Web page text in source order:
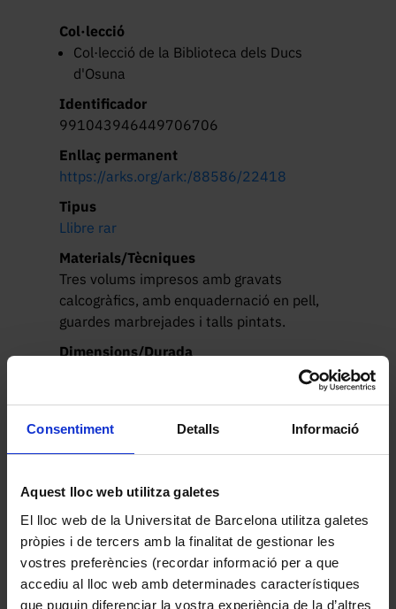
Consentiment Detalls Informació
Aquest lloc web utilitza galetes
El lloc web de la Universitat de Barcelona utilitza galetes
pròpies i de tercers amb la finalitat de gestionar les
vostres preferències (recordar informació per a que
accediu al lloc web amb determinades característiques
que puguin diferenciar la vostra experiència de la d’altres
Col·lecció
Col·lecció de la Biblioteca dels Ducs
d'Osuna
Identificador
991043946449706706
Enllaç permanent
https://arks.org/ark:/88586/22418
Tipus
Llibre rar
Materials/Tècniques
Tres volums impresos amb gravats
calcogràfics, amb enquadernació en pell,
guardes marbrejades i talls pintats.
Dimensions/Durada
3 volums ([16], 524, [44] ; [14], 525-870,
[32] ; [12], 472, [32] pàgines i 28 fulls de
BiPaDi, vol. 2
CERCABIB
Lloc d’origen
Brandenburg (Alemanya) - Lloc de
procedència (impressió)